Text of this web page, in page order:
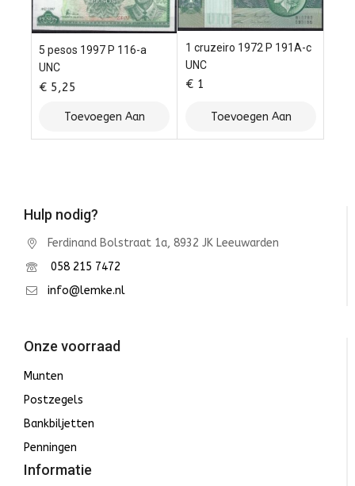
5 pesos 1997 P 116-a
UNC
€ 5,25
Toevoegen Aan
Winkelwagen
1 cruzeiro 1972 P 191A-c
UNC
€ 1
Toevoegen Aan
Winkelwagen
Hulp nodig?
Ferdinand Bolstraat 1a, 8932 JK Leeuwarden
058 215 7472
info@lemke.nl
Onze voorraad
Munten
Postzegels
Bankbiljetten
Penningen
Informatie